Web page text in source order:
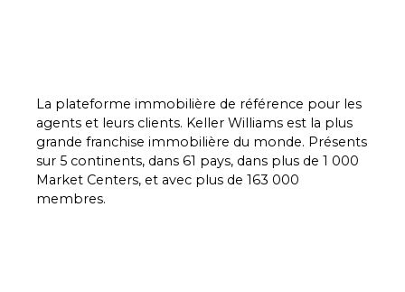
La plateforme immobilière de référence pour les
agents et leurs clients. Keller Williams est la plus
grande franchise immobilière du monde. Présents
sur 5 continents, dans 61 pays, dans plus de 1 000
Market Centers, et avec plus de 163 000
membres.